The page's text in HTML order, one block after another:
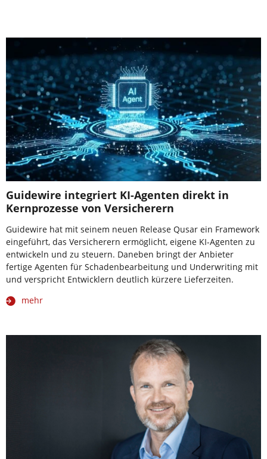
Guidewire integriert KI-Agenten direkt in
Kernprozesse von Versicherern
Guidewire hat mit seinem neuen Release Qusar ein Framework
eingeführt, das Versicherern ermöglicht, eigene KI-Agenten zu
entwickeln und zu steuern. Daneben bringt der Anbieter
fertige Agenten für Schadenbearbeitung und Underwriting mit
und verspricht Entwicklern deutlich kürzere Lieferzeiten.
mehr